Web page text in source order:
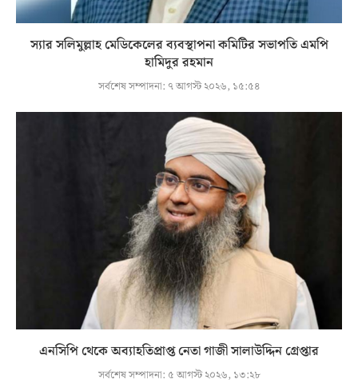
স্যার সলিমুল্লাহ মেডিকেলের ব্যবস্থাপনা কমিটির সভাপতি এমপি
হামিদুর রহমান
সর্বশেষ সম্পাদনা: ৭ আগস্ট ২০২৬, ১৫:৫৪
এনসিপি থেকে অব্যাহতিপ্রাপ্ত নেতা গাজী সালাউদ্দিন গ্রেপ্তার
সর্বশেষ সম্পাদনা: ৫ আগস্ট ২০২৬, ১৩:২৮